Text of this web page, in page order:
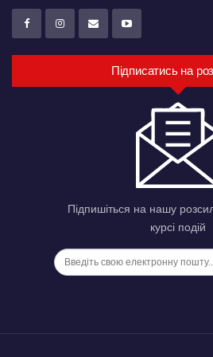
Підписатись на
Підпишіться на нашу
курсі подій